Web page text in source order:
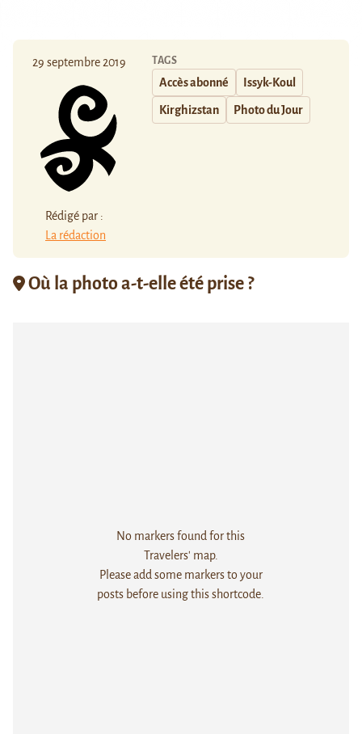
29 septembre 2019
Rédigé par :
La rédaction
TAGS
Accès abonné Issyk-Koul
Kirghizstan Photo du Jour
Où la photo a-t-elle été prise ?
No markers found for this
Travelers' map.
Please add some markers to your
posts before using this shortcode.